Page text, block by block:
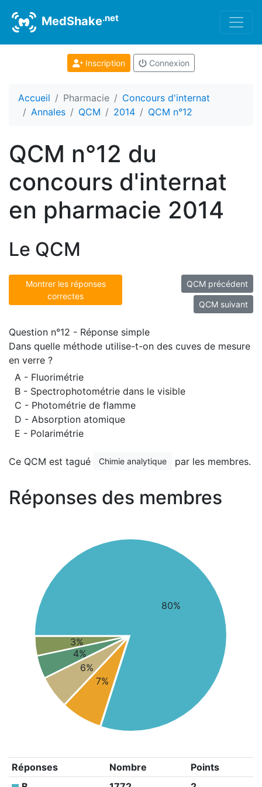
MedShake.net
Inscription Connexion
Accueil Pharmacie
Concours d'internat
Annales
QCM 2014 QCM n°12
QCM n°12 du
concours d'internat
en pharmacie 2014
Le QCM
Montrer les réponses
correctes
QCM précédent
QCM suivant
Question n°12 - Réponse simple
Dans quelle méthode utilise-t-on des cuves de mesure
en verre ?
A - Fluorimétrie
B - Spectrophotométrie dans le visible
C - Photométrie de flamme
D - Absorption atomique
E - Polarimétrie
Ce QCM est tagué Chimie analytique par les membres.
Réponses des membres
80%
7%
6%
4%
3%
Réponses Nombre
Points